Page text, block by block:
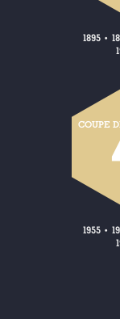
1895•
COUPE
1955•